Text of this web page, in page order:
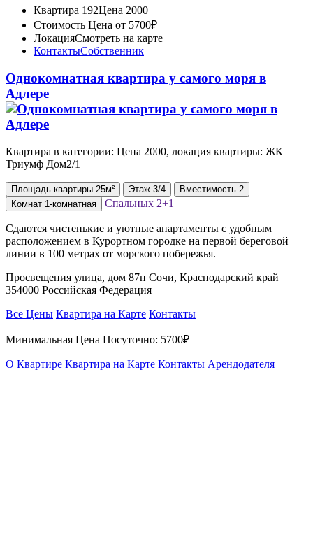
Квартира 192Цена 2000
Стоимость Цена от 5700₽
ЛокацияСмотреть на карте
КонтактыСобственник
Однокомнатная квартира у самого моря в
Адлере
Квартира в категории: Цена 2000, локация квартиры: ЖК
Триумф Дом2/1
Площадь квартиры 25м² Этаж 3/4 Вместимость 2
Комнат 1-комнатная Спальных 2+1
Сдаются чистенькие и уютные апартаменты с удобным
расположением в Курортном городке на первой береговой
линии в 100 метрах от морского побережья.
Просвещения улица, дом 87н Сочи, Краснодарский край
354000 Российская Федерация
Все Цены Квартира на Карте Контакты
Минимальная Цена Посуточно: 5700₽
О Квартире Квартира на Карте Контакты Арендодателя